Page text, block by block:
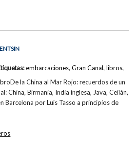
la China al Mar Rojo: recuerdos de un
China, Birmania, India inglesa, Java, Ceilán,
Barcelona por Luis Tasso a principios de
embarcaciones, Gran Canal, libros,